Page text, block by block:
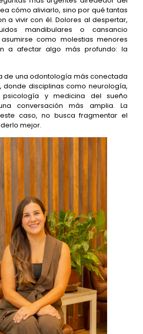
cómo aliviarlo, sino por qué tantas
a vivir con él. Dolores al despertar,
mandibulares o cansancio
como molestias menores
a afectar algo más profundo: la
de una odontología más conectada
donde disciplinas como neurología,
psicología y medicina del sueño
conversación más amplia. La
caso, no busca fragmentar el
mejor.